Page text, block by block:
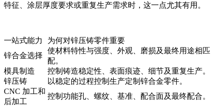
特征、涂层厚度要求或重复生产需求时，这一点尤其有用。
一站式能力
为何对锌压铸零件重要
锌合金选择
使材料特性与强度、外观、磨损及最终用途相匹
配。
模具制造
控制铸造稳定性、表面痕迹、细节及重复生产。
锌压铸
以稳定的过程控制生产定制锌合金零件。
CNC 加工和
后加工
控制功能孔、螺纹、基准、配合面及最终配合。